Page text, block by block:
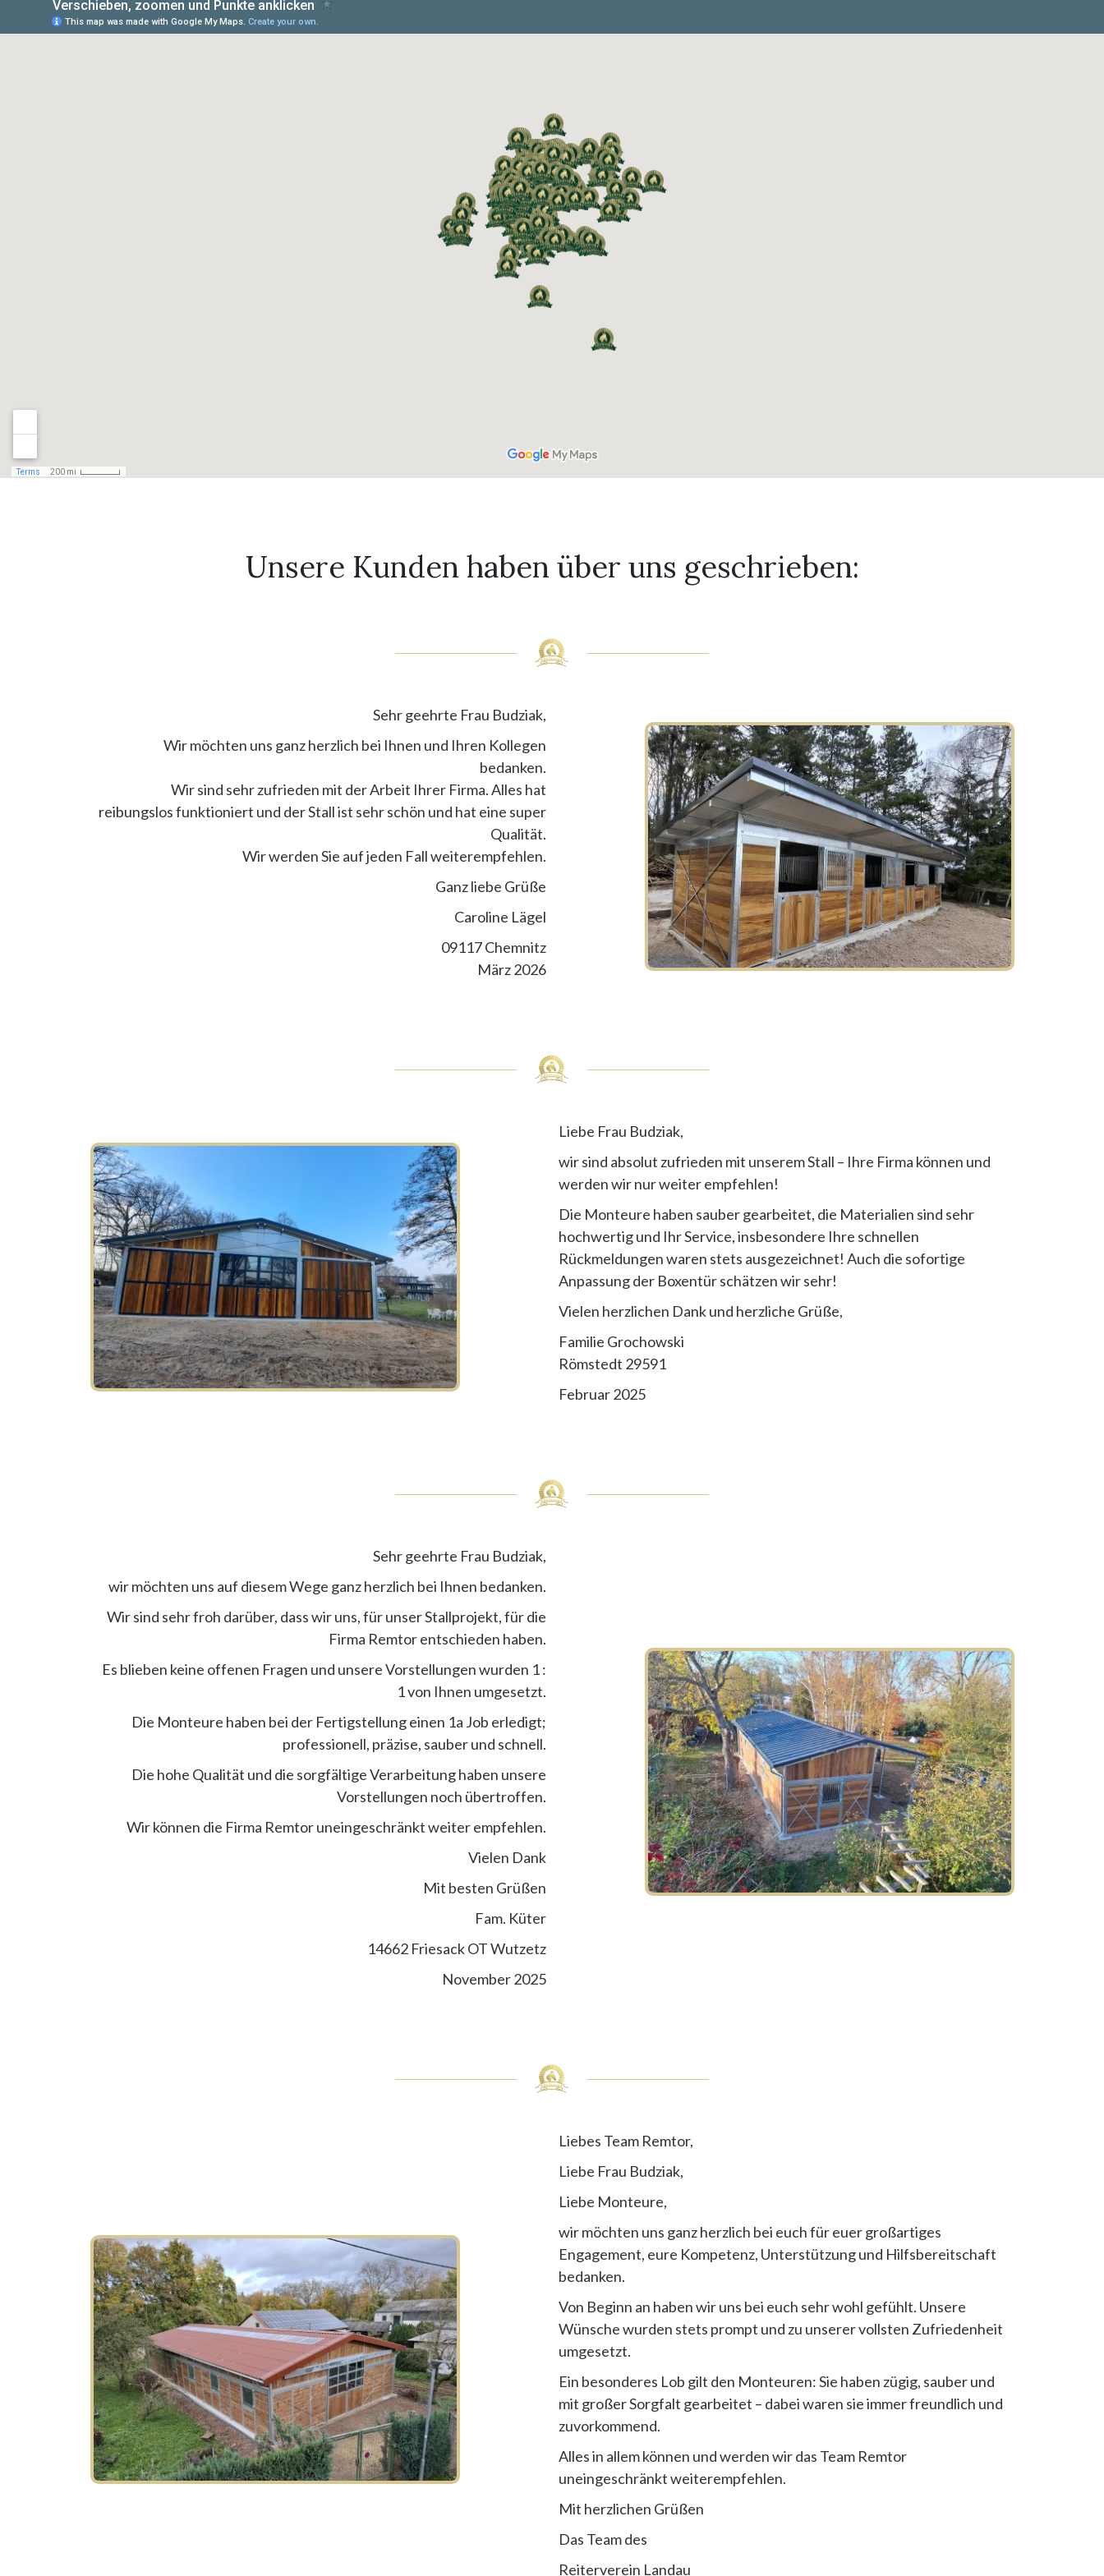
Unsere Kunden haben über uns geschrieben:
Sehr geehrte Frau Budziak,
Wir möchten uns ganz herzlich bei Ihnen und Ihren Kollegen
bedanken.
Wir sind sehr zufrieden mit der Arbeit Ihrer Firma. Alles hat
reibungslos funktioniert und der Stall ist sehr schön und hat eine super
Qualität.
Wir werden Sie auf jeden Fall weiterempfehlen.
Ganz liebe Grüße
Caroline Lägel
09117 Chemnitz
März 2026
Liebe Frau Budziak,
wir sind absolut zufrieden mit unserem Stall – Ihre Firma können und
werden wir nur weiter empfehlen!
Die Monteure haben sauber gearbeitet, die Materialien sind sehr
hochwertig und Ihr Service, insbesondere Ihre schnellen
Rückmeldungen waren stets ausgezeichnet! Auch die sofortige
Anpassung der Boxentür schätzen wir sehr!
Vielen herzlichen Dank und herzliche Grüße,
Familie Grochowski
Römstedt 29591
Februar 2025
Sehr geehrte Frau Budziak,
wir möchten uns auf diesem Wege ganz herzlich bei Ihnen bedanken.
Wir sind sehr froh darüber, dass wir uns, für unser Stallprojekt, für die
Firma Remtor entschieden haben.
Es blieben keine offenen Fragen und unsere Vorstellungen wurden 1 :
1 von Ihnen umgesetzt.
Die Monteure haben bei der Fertigstellung einen 1a Job erledigt;
professionell, präzise, sauber und schnell.
Die hohe Qualität und die sorgfältige Verarbeitung haben unsere
Vorstellungen noch übertroffen.
Wir können die Firma Remtor uneingeschränkt weiter empfehlen.
Vielen Dank
Mit besten Grüßen
Fam. Küter
14662 Friesack OT Wutzetz
November 2025
Liebes Team Remtor,
Liebe Frau Budziak,
Liebe Monteure,
wir möchten uns ganz herzlich bei euch für euer großartiges
Engagement, eure Kompetenz, Unterstützung und Hilfsbereitschaft
bedanken.
Von Beginn an haben wir uns bei euch sehr wohl gefühlt. Unsere
Wünsche wurden stets prompt und zu unserer vollsten Zufriedenheit
umgesetzt.
Ein besonderes Lob gilt den Monteuren: Sie haben zügig, sauber und
mit großer Sorgfalt gearbeitet – dabei waren sie immer freundlich und
zuvorkommend.
Alles in allem können und werden wir das Team Remtor
uneingeschränkt weiterempfehlen.
Mit herzlichen Grüßen
Das Team des
Reiterverein Landau